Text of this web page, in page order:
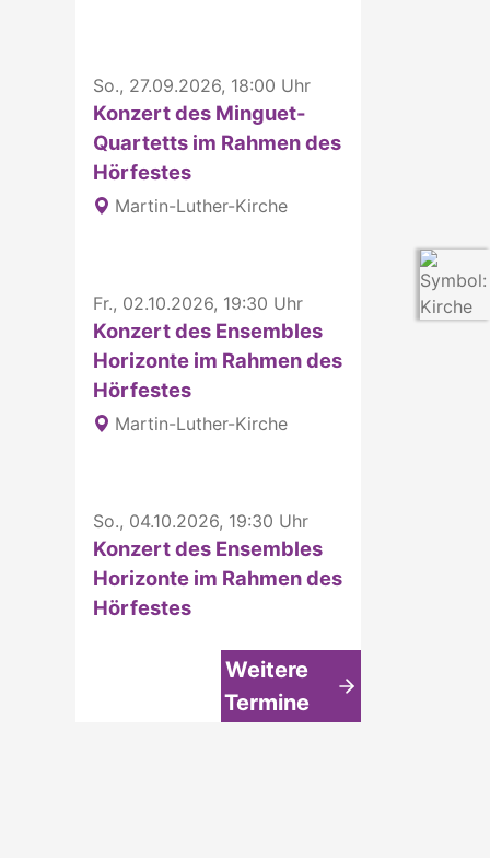
So., 27.09.2026, 18:00 Uhr
Konzert des Minguet-
Quartetts im Rahmen des
Hörfestes
Martin-Luther-Kirche
Fr., 02.10.2026, 19:30 Uhr
Konzert des Ensembles
Horizonte im Rahmen des
Hörfestes
Martin-Luther-Kirche
So., 04.10.2026, 19:30 Uhr
Konzert des Ensembles
Horizonte im Rahmen des
Hörfestes
Weitere
Termine